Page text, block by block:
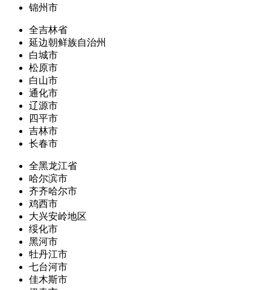
锦州市
全吉林省
延边朝鲜族自治州
白城市
松原市
白山市
通化市
辽源市
四平市
吉林市
长春市
全黑龙江省
哈尔滨市
齐齐哈尔市
鸡西市
大兴安岭地区
绥化市
黑河市
牡丹江市
七台河市
佳木斯市